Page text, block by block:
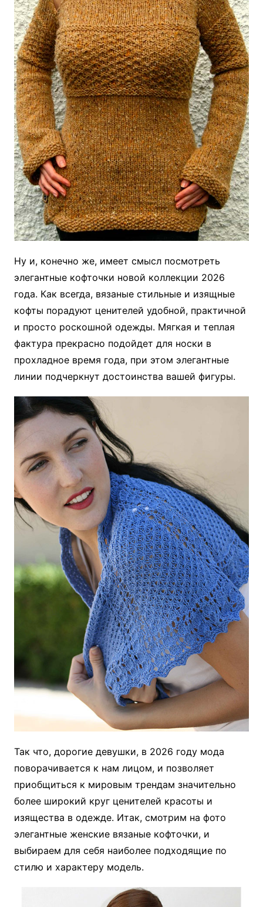
Ну и, конечно же, имеет смысл посмотреть
элегантные кофточки новой коллекции 2026
года. Как всегда, вязаные стильные и изящные
кофты порадуют ценителей удобной, практичной
и просто роскошной одежды. Мягкая и теплая
фактура прекрасно подойдет для носки в
прохладное время года, при этом элегантные
линии подчеркнут достоинства вашей фигуры.
Так что, дорогие девушки, в 2026 году мода
поворачивается к нам лицом, и позволяет
приобщиться к мировым трендам значительно
более широкий круг ценителей красоты и
изящества в одежде. Итак, смотрим на фото
элегантные женские вязаные кофточки, и
выбираем для себя наиболее подходящие по
стилю и характеру модель.